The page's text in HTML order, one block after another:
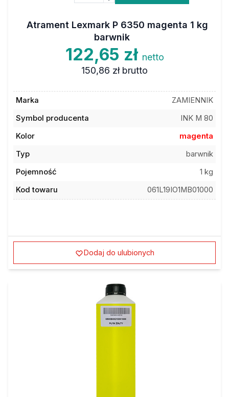
Atrament Lexmark P 6350 magenta 1 kg
barwnik
122,65 zł netto
150,86 zł brutto
Marka
ZAMIENNIK
Symbol producenta
INK M 80
Kolor
magenta
Typ
barwnik
Pojemność
1 kg
Kod towaru
061L19IO1MB01000
Dodaj do ulubionych